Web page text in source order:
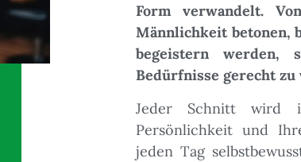
Form verwandelt.
Männlichkeit betonen,
begeistern
Bedürfnisse gerecht zu
Jeder Schnitt wird
Persönlichkeit und
jeden Tag